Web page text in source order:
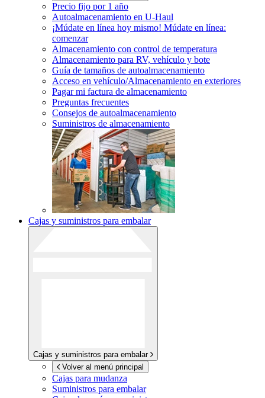
Precio fijo por 1 año
Autoalmacenamiento en U-Haul
¡Múdate en línea hoy mismo! Múdate en línea:
comenzar
Almacenamiento con control de temperatura
Almacenamiento para RV, vehículo y bote
Guía de tamaños de autoalmacenamiento
Acceso en vehículo/Almacenamiento en exteriores
Pagar mi factura de almacenamiento
Preguntas frecuentes
Consejos de autoalmacenamiento
Suministros de almacenamiento
Cajas y suministros para embalar
Cajas y suministros para embalar
Volver al menú principal
Cajas para mudanza
Suministros para embalar